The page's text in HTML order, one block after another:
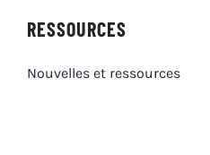
RESSOURCES
Nouvelles et ressources